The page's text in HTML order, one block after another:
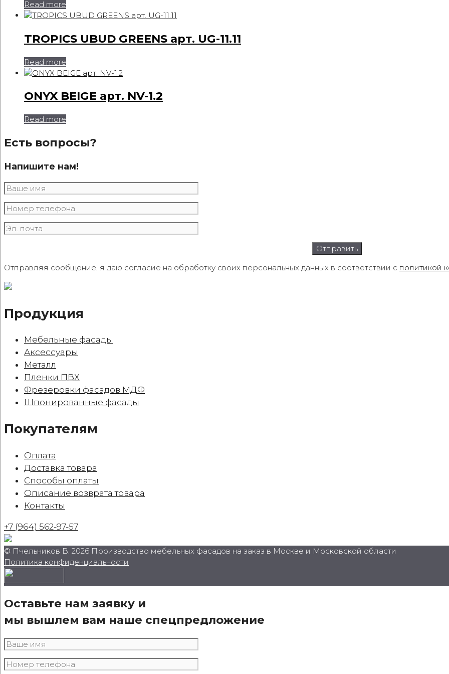
Read more
TROPICS UBUD GREENS арт. UG-11.11
Read more
ONYX BEIGE арт. NV-1.2
Read more
Есть вопросы?
Напишите нам!
Отправляя сообщение, я даю согласие на обработку своих персональных данных в соответствии с политикой
Продукция
Мебельные фасады
Аксессуары
Металл
Пленки ПВХ
Фрезеровки фасадов МДФ
Шпонированные фасады
Покупателям
Оплата
Доставка товара
Способы оплаты
Описание возврата товара
Контакты
+7 (964) 562-97-57
© Пчельников В. 2026 Производство мебельных фасадов на заказ в Москве и Московской области
Политика конфиденциальности
Оставьте нам заявку и
мы вышлем вам наше спецпредложение